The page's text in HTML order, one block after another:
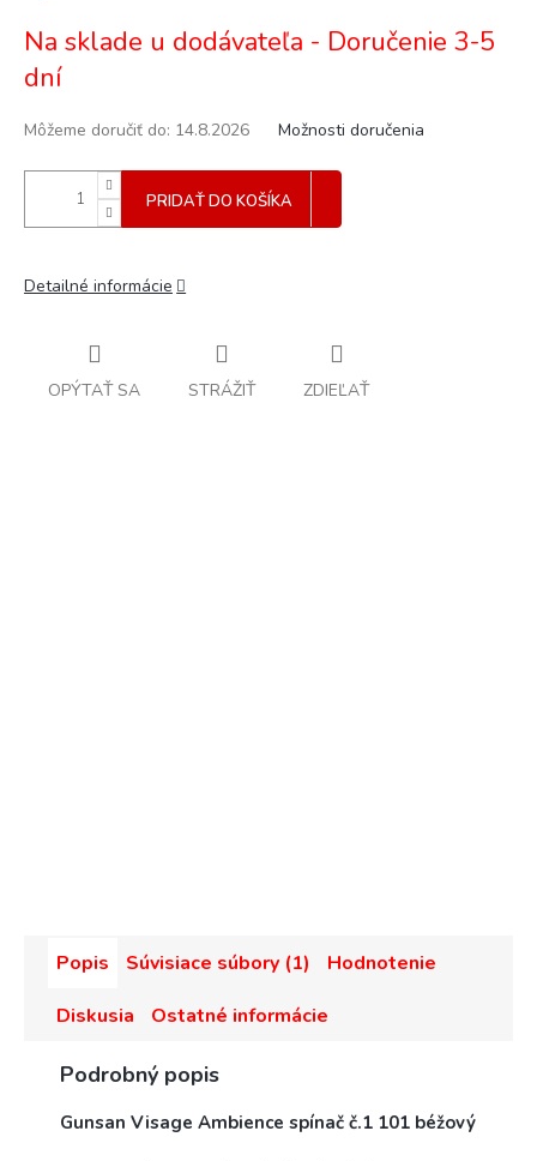
cena:
Na sklade u dodávateľa - Doručenie 3-5
dní
Môžeme doručiť do: 14.8.2026 Možnosti doručenia
PRIDAŤ DO KOŠÍKA
Detailné informácie
OPÝTAŤ SA STRÁŽIŤ ZDIEĽAŤ
Popis Súvisiace súbory (1)
Hodnotenie
Diskusia
Ostatné informácie
Podrobný popis
Gunsan Visage Ambience spínač č.1 101 béžový